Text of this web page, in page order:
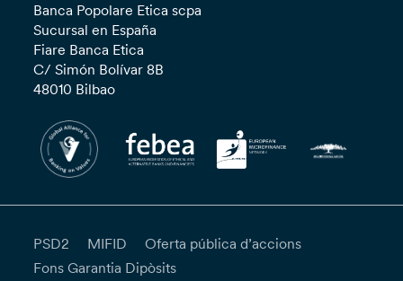
Banca Popolare Etica scpa
Sucursal en España
Fiare Banca Etica
C/ Simón Bolívar 8B
48010 Bilbao
PSD2 MIFID
Oferta pública d’accions
Fons Garantia Dipòsits